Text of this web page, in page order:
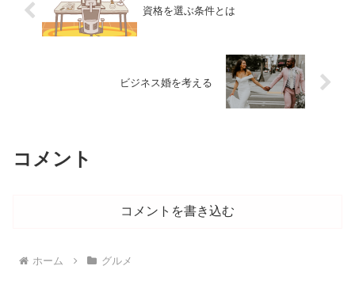
資格を選ぶ条件とは
ビジネス婚を考える
コメント
コメントを書き込む
ホーム グルメ